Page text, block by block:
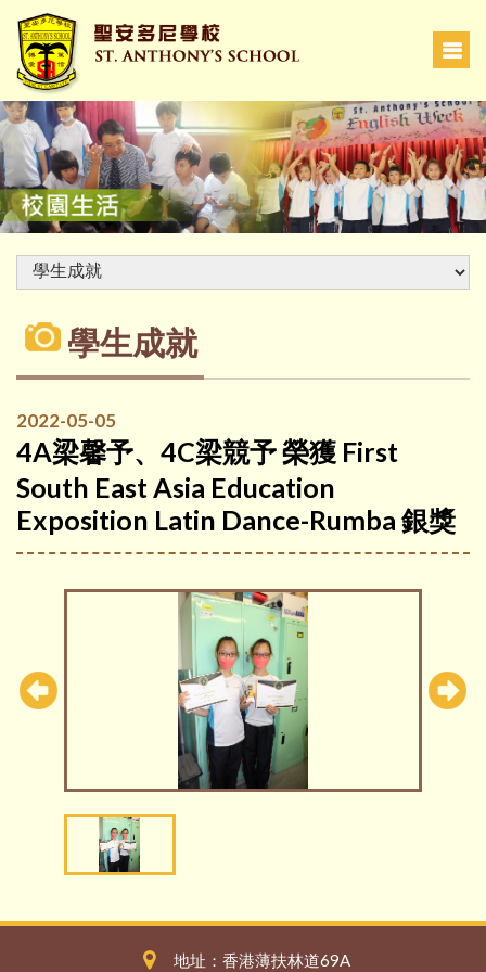
學生成就
2022-05-05
4A梁馨予、4C梁競予 榮獲 First
South East Asia Education
Exposition Latin Dance-Rumba 銀獎
地址：香港薄扶林道69A